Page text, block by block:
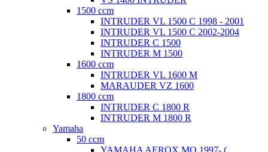
1500 ccm
INTRUDER VL 1500 C 1998 - 2001
INTRUDER VL 1500 C 2002-2004
INTRUDER C 1500
INTRUDER M 1500
1600 ccm
INTRUDER VL 1600 M
MARAUDER VZ 1600
1800 ccm
INTRUDER C 1800 R
INTRUDER M 1800 R
Yamaha
50 ccm
YAMAHA AEROX MQ 1997- (